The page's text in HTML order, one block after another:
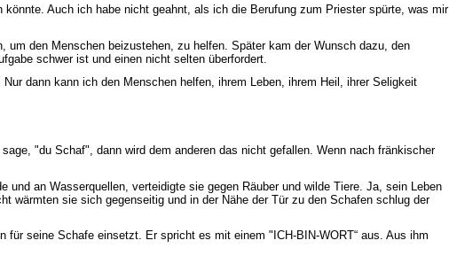
Auch ich habe nicht geahnt, als ich die Berufung zum Priester spürte, was mir
den Menschen beizustehen, zu helfen. Später kam der Wunsch dazu, den
schwer ist und einen nicht selten überfordert.
dann kann ich den Menschen helfen, ihrem Leben, ihrem Heil, ihrer Seligkeit
"du Schaf", dann wird dem anderen das nicht gefallen. Wenn nach fränkischer
an Wasserquellen, verteidigte sie gegen Räuber und wilde Tiere. Ja, sein Leben
wärmten sie sich gegenseitig und in der Nähe der Tür zu den Schafen schlug der
seine Schafe einsetzt. Er spricht es mit einem "ICH-BIN-WORT“ aus. Aus ihm